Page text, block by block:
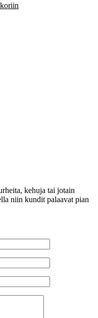
kehuja tai jotain
niin kundit palaavat pian